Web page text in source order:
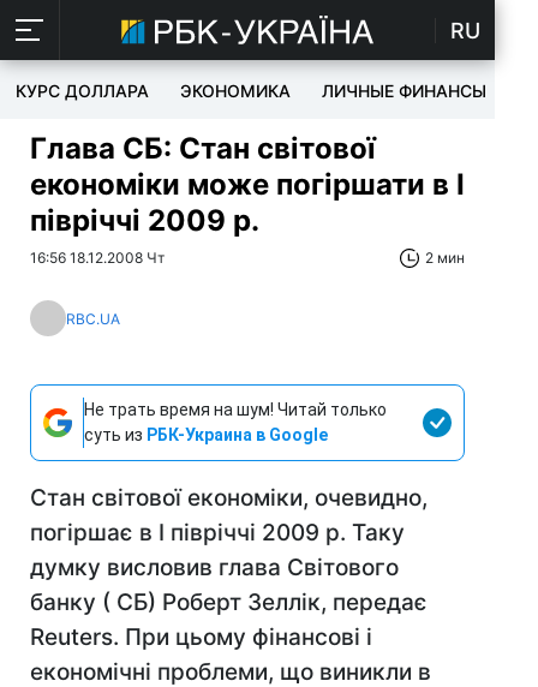
RU
КУРС ДОЛЛАРА ЭКОНОМИКА ЛИЧНЫЕ ФИНАНСЫ
Глава СБ: Стан світової
економіки може погіршати в I
півріччі 2009 р.
16:56 18.12.2008 Чт 2 мин
RBC.UA
Не трать время на шум! Читай только
суть из РБК-Украина в Google
Стан світової економіки, очевидно,
погіршає в I півріччі 2009 р. Таку
думку висловив глава Світового
банку ( СБ) Роберт Зеллік, передає
Reuters. При цьому фінансові і
економічні проблеми, що виникли в